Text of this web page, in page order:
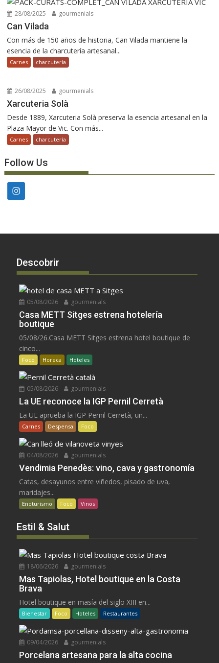
28/08/2025 gourmenials
Can Vilada
Con más de 150 años de historia, Can Vilada mantiene la
esencia de la charcutería artesanal...
Carnes charcutería
26/08/2025 gourmenials
Xarcuteria Solà
Desde 1889, Xarcuteria Solà preserva la esencia artesanal en la
Plaza Mayor de Vic. Con más...
Carnes charcutería
Follow Us
Descobrir
05/08/2026 gourmenials
Casa METT Sitges estrena hotelería
boutique
05/08/26.Casa METT Sitges estrena hotel boutique de
cinco...
Foco Horeca Hoteles
05/08/2026 gourmenials
La UE reconoce la IGP Pernil Cerretà
La UE aprueba la IGP Pernil Cerretà, un...
Carnes Despensa Foco
04/08/2026 gourmenials
Vendimia Penedès: vino, cava y gastronomía
Catas, desayunos entre viñedos, pisado de uva,
maridajes...
Enoturismo Foco Vinos
Estil & Salut
18/06/2026 gourmenials
Mas Tapiolas, Hotel boutique en la Costa
Brava
Hotel boutique en masía del siglo XIII en...
Bienestar Foco Hoteles Restaurantes
09/04/2026 gourmenials
Porcelana artesana para la alta cocina